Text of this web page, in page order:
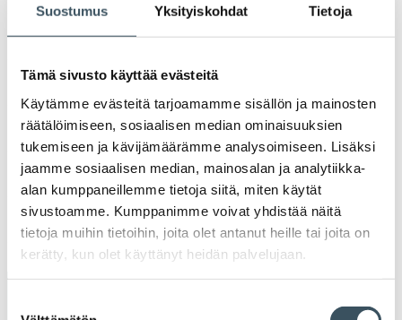
Suostumus Yksityiskohdat Tietoja
Tämä sivusto käyttää evästeitä
Käytämme evästeitä tarjoamamme sisällön ja mainosten
räätälöimiseen, sosiaalisen median ominaisuuksien
tukemiseen ja kävijämäärämme analysoimiseen. Lisäksi
jaamme sosiaalisen median, mainosalan ja analytiikka-
alan kumppaneillemme tietoja siitä, miten käytät
sivustoamme. Kumppanimme voivat yhdistää näitä
tietoja muihin tietoihin, joita olet antanut heille tai joita on
kerätty, kun olet käyttänyt heidän palvelujaan.
2021
2020
2019
2018
2017